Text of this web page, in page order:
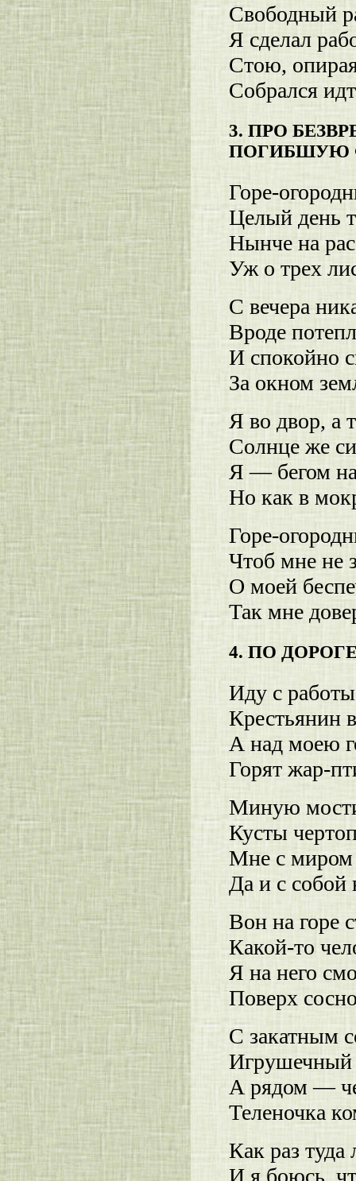
Свободный
Я сделал
Стою,
Собрался
3. ПРО
ПОГИБШУЮ
Горе-
Целый день
Нынче на
Уж о трех
С вечера
Вроде
И спокойно
За окном
Я во двор, а
Солнце же
Я — бегом
Но как в
Горе-
Чтоб мне не
О моей
Так мне
4. ПО
Иду с
Крестьянин
А над моею
Горят жар-
Миную
Кусты
Мне с миром
Да и с собой
Вон на горе
Какой-то
Я на него
Поверх
С закатным
Игрушечный
А рядом —
Теленочка
Как раз